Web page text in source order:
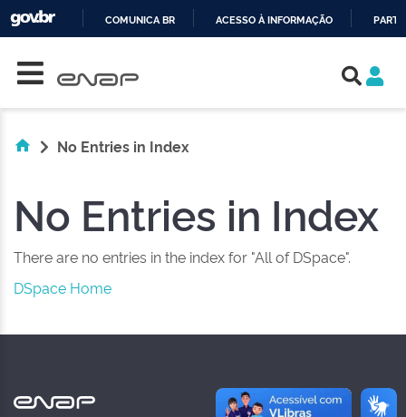
COMUNICA BR ACESSO À INFORMAÇÃO
No Entries in Index
No Entries in Index
There are no entries in the index for "All of DSpace".
DSpace Home
NAS REDES